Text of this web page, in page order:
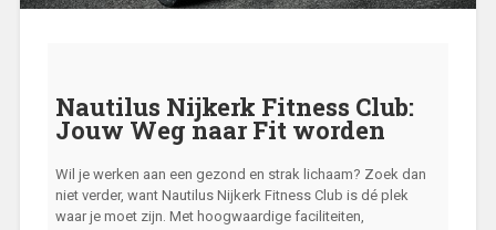
Nautilus Nijkerk Fitness Club:
Jouw Weg naar Fit worden
Wil je werken aan een gezond en strak lichaam? Zoek dan
niet verder, want Nautilus Nijkerk Fitness Club is dé plek
waar je moet zijn. Met hoogwaardige faciliteiten,